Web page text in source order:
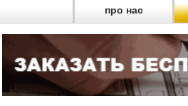
про нас